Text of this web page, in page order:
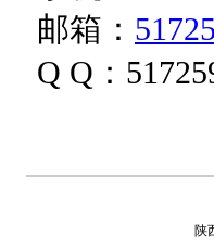
邮箱：
Q Q：
陕